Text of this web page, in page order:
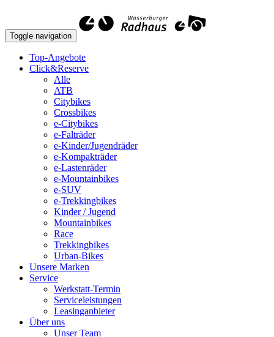
Toggle navigation
Top-Angebote
Click&Reserve
Alle
ATB
Citybikes
Crossbikes
e-Citybikes
e-Falträder
e-Kinder/Jugendräder
e-Kompakträder
e-Lastenräder
e-Mountainbikes
e-SUV
e-Trekkingbikes
Kinder / Jugend
Mountainbikes
Race
Trekkingbikes
Urban-Bikes
Unsere Marken
Service
Werkstatt-Termin
Serviceleistungen
Leasinganbieter
Über uns
Unser Team